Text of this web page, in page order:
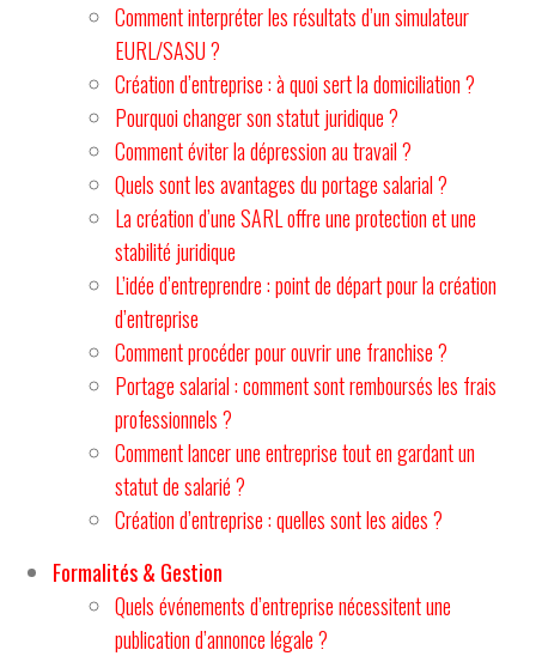
Comment interpréter les résultats d’un simulateur
EURL/SASU ?
Création d’entreprise : à quoi sert la domiciliation ?
Pourquoi changer son statut juridique ?
Comment éviter la dépression au travail ?
Quels sont les avantages du portage salarial ?
La création d’une SARL offre une protection et une
stabilité juridique
L’idée d’entreprendre : point de départ pour la création
d’entreprise
Comment procéder pour ouvrir une franchise ?
Portage salarial : comment sont remboursés les frais
professionnels ?
Comment lancer une entreprise tout en gardant un
statut de salarié ?
Création d’entreprise : quelles sont les aides ?
Formalités & Gestion
Quels événements d’entreprise nécessitent une
publication d’annonce légale ?